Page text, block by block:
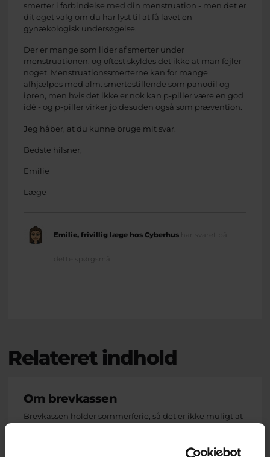
smerter i forbindelse med din menstruation - men det er
dit eget valg om du har lyst til at få lavet en
gynækologisk undersøgelse.
Der er mange som lider af smerter under
menstruationen, og oftest skyldes det ikke at man fejler
noget. Menstruationssmerterne kan for mange
afhjælpes med alm. smertestillende som panodil og
ipren, men hvis det ikke er nok kan p-piller være en god
idé - og p-piller virker jo desuden også som prævention.
Jeg håber, at du kunne bruge mit svar.
Bedste hilsner,
Emilie
Læge
Emilie, frivillig læge hos Cyberhus har svaret på
dette spørgsmål
Relateret indhold
Om brevkassen
Brevkassen holder sommerferie, så det er ikke muligt at
Du kan stadig læse tidligere spørgsmål og svar.